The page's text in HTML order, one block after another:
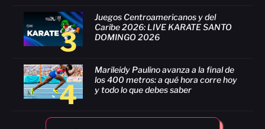
3
Juegos Centroamericanos y del
Caribe 2026: LIVE KARATE SANTO
DOMINGO 2026
4
Marileidy Paulino avanza a la final de
los 400 metros: a qué hora corre hoy
y todo lo que debes saber